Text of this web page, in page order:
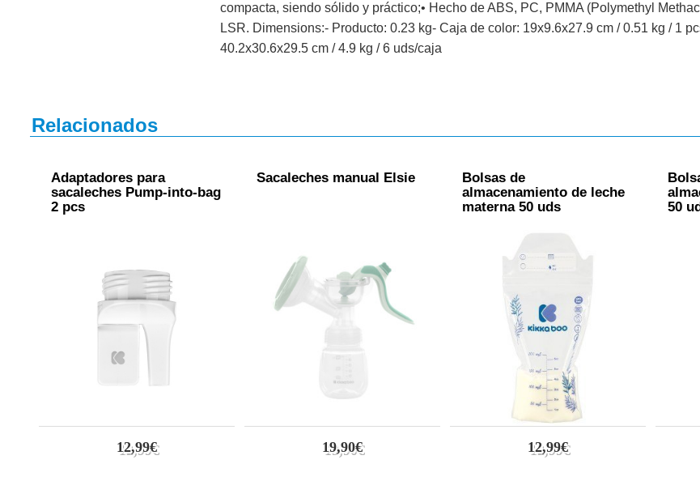
compacta, siendo sólido y práctico;• Hecho de ABS, PC, PMMA (Polymethyl
LSR. Dimensions:- Producto: 0.23 kg- Caja de color: 19x9.6x27.9 cm / 0.51 kg / 1
40.2x30.6x29.5 cm / 4.9 kg / 6 uds/caja
Relacionados
Adaptadores para
sacaleches Pump-into-bag
2 pcs
12,99€
Sacaleches manual Elsie
19,90€
Bolsas de
almacenamiento de leche
materna 50 uds
12,99€
50